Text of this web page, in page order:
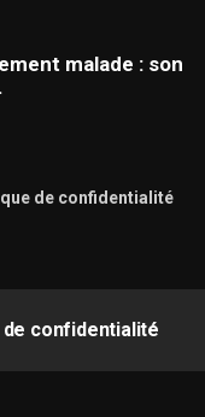
malade : son
de confidentialité
de confidentialité